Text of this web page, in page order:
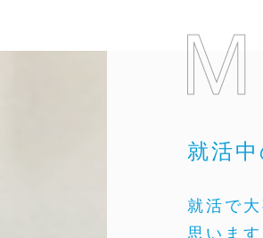
就活
就活で
思いま